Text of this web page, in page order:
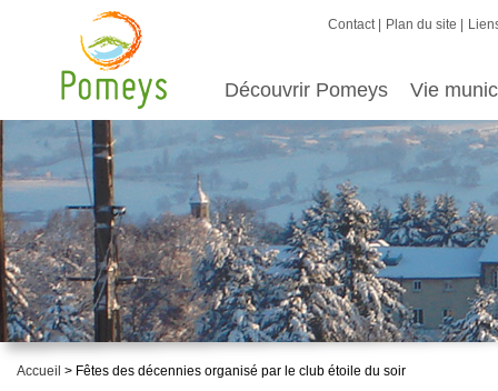
Contact Plan du site
Découvrir Pomeys Vie
Accueil > Fêtes des décennies organisé par le club étoile du soir